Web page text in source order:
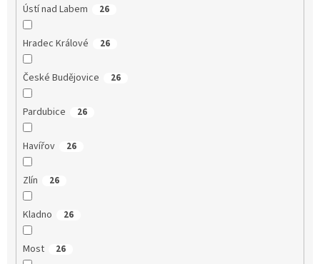
Ústí nad Labem 26
Hradec Králové 26
České Budějovice 26
Pardubice 26
Havířov 26
Zlín 26
Kladno 26
Most 26